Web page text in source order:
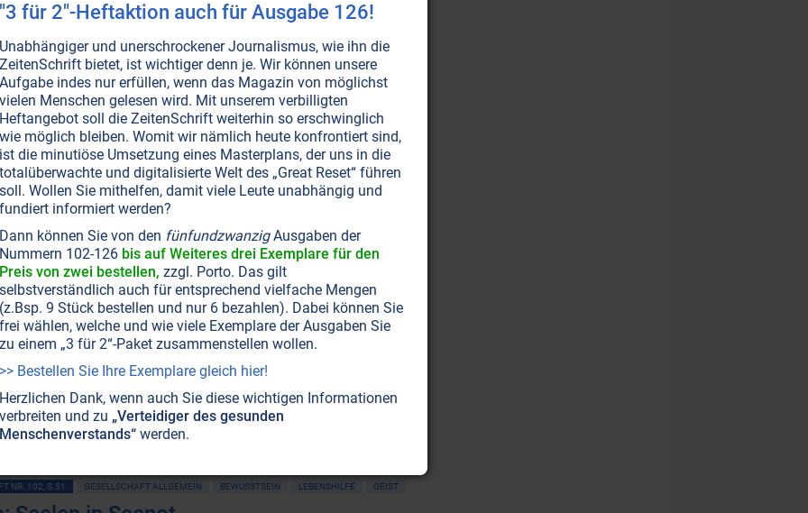
NR. 105, S.59 GESELLSCHAFT ALLGEMEIN KINDER • JUGEND
PROMISKUITÄT • HOMOSEXUALITÄT SEXUALITÄT
Die Qual der Wahl
junge Menschen fühlen sich nicht nur im falschen
– nein, sie wollen überhaupt keinem Geschlecht
Obwohl Transgender-Menschen heute leichter
erhalten, finden viele trotzdem nicht das ersehnte
MANN-FRAU YIN-YANG
von Yin und Yang
gründet auf sich ergänzenden oder bedingenden
Der eine Pol würde nicht existieren
wie Männer ohne Frauen auskommen können und
zum Trotz.
NR. 102, S.51 GESELLSCHAFT ALLGEMEIN BEWUSSTSEIN LEBENSHILFE GEIST
"3 für 2"-Heftaktion auch für Ausgabe 126!
Unabhängiger und unerschrockener Journalismus, wie ihn die
ZeitenSchrift bietet, ist wichtiger denn je. Wir können unsere
Aufgabe indes nur erfüllen, wenn das Magazin von möglichst
vielen Menschen gelesen wird. Mit unserem verbilligten
Heftangebot soll die ZeitenSchrift weiterhin so erschwinglich
wie möglich bleiben. Womit wir nämlich heute konfrontiert sind,
ist die minutiöse Umsetzung eines Masterplans, der uns in die
totalüberwachte und digitalisierte Welt des „Great Reset“ führen
soll. Wollen Sie mithelfen, damit viele Leute unabhängig und
fundiert informiert werden?
Dann können Sie von den fünfundzwanzigAusgaben der
Nummern 102-126 bis auf Weiteres drei Exemplare für den
Preis von zwei bestellen, zzgl. Porto. Das gilt
selbstverständlich auch für entsprechend vielfache Mengen
(z.Bsp. 9 Stück bestellen und nur 6 bezahlen). Dabei können Sie
frei wählen, welche und wie viele Exemplare der Ausgaben Sie
zu einem „3 für 2“-Paket zusammenstellen wollen.
>> Bestellen Sie Ihre Exemplare gleich hier!
Herzlichen Dank, wenn auch Sie diese wichtigen Informationen
verbreiten und zu „Verteidiger des gesunden
Menschenverstands“werden.